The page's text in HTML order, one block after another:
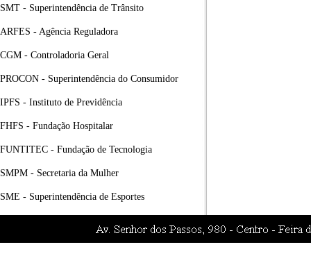
SMT - Superintendência de Trânsito
ARFES - Agência Reguladora
CGM - Controladoria Geral
PROCON - Superintendência do Consumidor
IPFS - Instituto de Previdência
FHFS - Fundação Hospitalar
FUNTITEC - Fundação de Tecnologia
SMPM - Secretaria da Mulher
SME - Superintendência de Esportes